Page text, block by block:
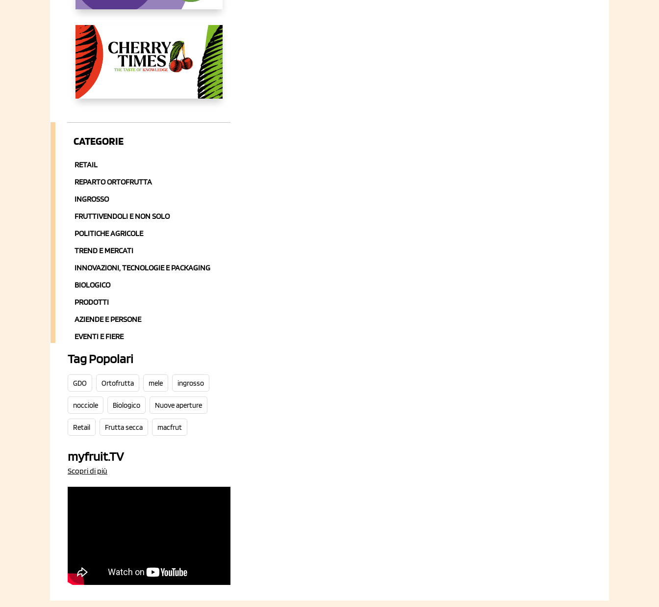
CATEGORIE
RETAIL
REPARTO ORTOFRUTTA
INGROSSO
FRUTTIVENDOLI E NON SOLO
POLITICHE AGRICOLE
TREND E MERCATI
INNOVAZIONI, TECNOLOGIE E PACKAGING
BIOLOGICO
PRODOTTI
AZIENDE E PERSONE
EVENTI E FIERE
Tag Popolari
GDO Ortofrutta mele ingrosso
nocciole Biologico Nuove aperture
Retail Frutta secca macfrut
myfruit.TV
Scopri di più